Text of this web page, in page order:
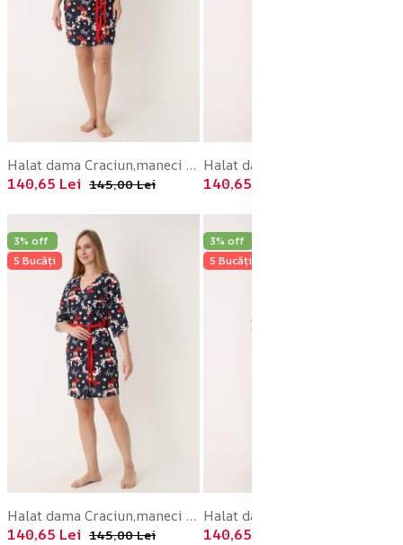
Halat dama Craciun,maneci 3/4,imprimeu reni ,culoare bleumarin ,En-gros
140,65 Lei 145,00 Lei 140,65 Lei
3% off
5 Bucăți
Halat dama Craciun,maneci 3/4,imprimeu reni ,culoare bleumarin ,En-gros
140,65 Lei 145,00 Lei
3% off
5 Bucăți
140,65 Lei